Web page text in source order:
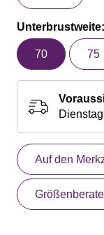
Unterbrustweite:
70 75
Auf den